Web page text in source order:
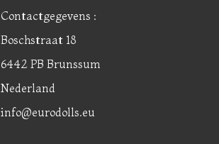
Contactgegevens :
Boschstraat 18
6442 PB Brunssum
Nederland
info@eurodolls.eu